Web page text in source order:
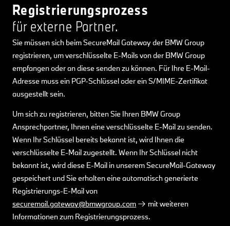
Registrierungsprozess
für externe Partner.
Sie müssen sich beim SecureMail Gateway der BMW Group
registrieren, um verschlüsselte E-Mails von der BMW Group
empfangen oder an diese senden zu können. Für Ihre E-Mail-
Adresse muss ein PGP-Schlüssel oder ein S/MIME-Zertifikat
ausgestellt sein.
Um sich zu registrieren, bitten Sie Ihren BMW Group
Ansprechpartner, Ihnen eine verschlüsselte E-Mail zu senden.
Wenn Ihr Schlüssel bereits bekannt ist, wird Ihnen die
verschlüsselte E-Mail zugestellt. Wenn Ihr Schlüssel nicht
bekannt ist, wird diese E-Mail in unserem SecureMail-Gateway
gespeichert und Sie erhalten eine automatisch generierte
Registrierungs-E-Mail von
securemail.gateway@bmwgroup.com
mit weiteren
Informationen zum Registrierungsprozess.